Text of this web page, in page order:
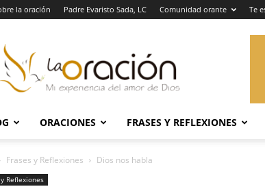
la oración Padre Evaristo Sada, LC Comunidad orante Te
Oración
ORACIONES FRASES Y REFLEXIONES
Frases y Reflexiones Dios nos habla
Reflexiones